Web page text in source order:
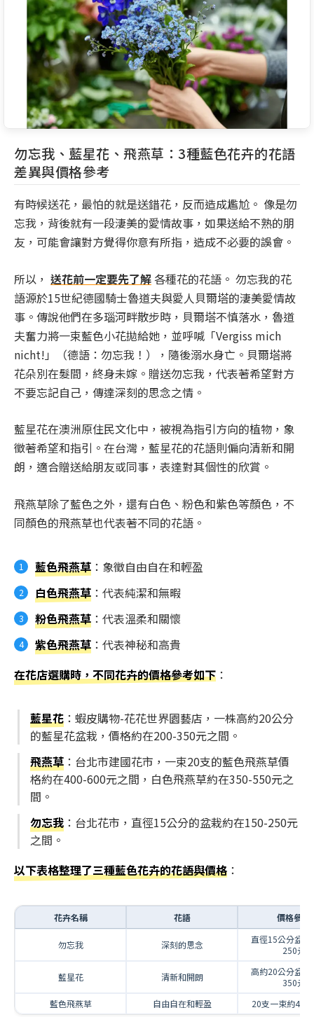
勿忘我、藍星花、飛燕草：3種藍色花卉的花語
差異與價格參考
有時候送花，最怕的就是送錯花，反而造成尷尬。 像是勿
忘我，背後就有一段淒美的愛情故事，如果送給不熟的朋
友，可能會讓對方覺得你意有所指，造成不必要的誤會。
所以， 送花前一定要先了解各種花的花語。 勿忘我的花
語源於15世紀德國騎士魯道夫與愛人貝爾塔的淒美愛情故
事。傳說他們在多瑙河畔散步時，貝爾塔不慎落水，魯道
夫奮力將一束藍色小花拋給她，並呼喊「Vergiss mich
nicht!」（德語：勿忘我！），隨後溺水身亡。貝爾塔將
花朵別在髮間，終身未嫁。贈送勿忘我，代表著希望對方
不要忘記自己，傳達深刻的思念之情。
藍星花在澳洲原住民文化中，被視為指引方向的植物，象
徵著希望和指引。在台灣，藍星花的花語則偏向清新和開
朗，適合贈送給朋友或同事，表達對其個性的欣賞。
飛燕草除了藍色之外，還有白色、粉色和紫色等顏色，不
同顏色的飛燕草也代表著不同的花語。
藍色飛燕草 ：象徵自由自在和輕盈
白色飛燕草 ：代表純潔和無暇
粉色飛燕草 ：代表溫柔和關懷
紫色飛燕草 ：代表神秘和高貴
在花店選購時，不同花卉的價格參考如下 ：
藍星花 ：蝦皮購物-花花世界園藝店，一株高約20公分
的藍星花盆栽，價格約在200-350元之間。
飛燕草 ：台北市建國花市，一束20支的藍色飛燕草價
格約在400-600元之間，白色飛燕草約在350-550元之
間。
勿忘我 ：台北花市，直徑15公分的盆栽約在150-250元
之間。
以下表格整理了三種藍色花卉的花語與價格 ：
花卉名稱 花語 價格參考
勿忘我 深刻的思念
直徑15公分盆栽
250元
藍星花 清新和開朗
高約20公分盆栽
350元
藍色飛燕草
自由自在和輕盈 20支一束約